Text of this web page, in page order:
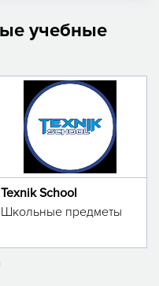
учебные
Texnik School
Школьные предметы